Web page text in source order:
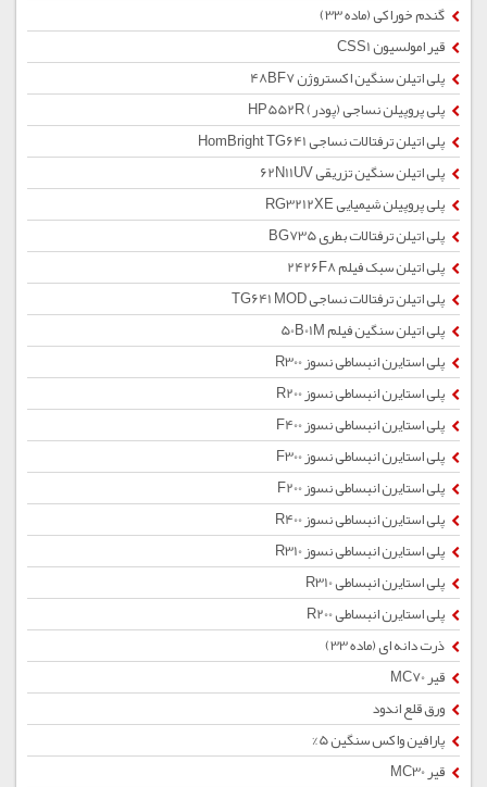
گندم خوراکی (ماده 33)
قیر امولسیون CSS1
پلی اتیلن سنگین اکستروژن 48BF7
پلی پروپیلن نساجی (پودر) HP552R
پلی اتیلن ترفتالات نساجی HomBright TG641
پلی اتیلن سنگین تزریقی 62N11UV
پلی پروپیلن شیمیایی RG3212XE
پلی اتیلن ترفتالات بطری BG735
پلی اتیلن سبک فیلم 2426F8
پلی اتیلن ترفتالات نساجی TG641 MOD
پلی اتیلن سنگین فیلم 50B01M
پلی استایرن انبساطی نسوز R300
پلی استایرن انبساطی نسوز R200
پلی استایرن انبساطی نسوز F400
پلی استایرن انبساطی نسوز F300
پلی استایرن انبساطی نسوز F200
پلی استایرن انبساطی نسوز R400
پلی استایرن انبساطی نسوز R310
پلی استایرن انبساطی R310
پلی استایرن انبساطی R200
ذرت دانه ای (ماده 33)
قیر MC70
ورق قلع اندود
پارافین واکس سنگین 5%
قیر MC30